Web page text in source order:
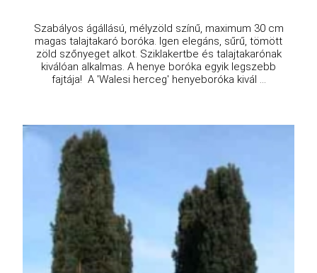
Szabályos ágállású, mélyzöld színű, maximum 30 cm
magas talajtakaró boróka. Igen elegáns, sűrű, tömött
zöld szőnyeget alkot. Sziklakertbe és talajtakarónak
kiválóan alkalmas. A henye boróka egyik legszebb
fajtája! A 'Walesi herceg' henyeboróka kivál ...